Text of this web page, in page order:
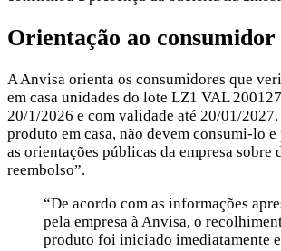
Orientação ao consumidor
A Anvisa orienta os consumidores que
em casa unidades do lote LZ1 VAL
20/1/2026 e com validade até 20/01/2027.
produto em casa, não devem consumi-lo
as orientações públicas da empresa sobre
reembolso”.
“De acordo com as informações
pela empresa à Anvisa, o
produto foi iniciado imediatamente